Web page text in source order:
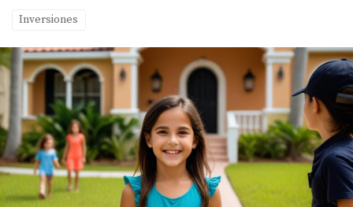
Inversiones